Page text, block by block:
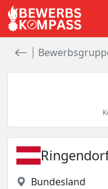
Bundesland